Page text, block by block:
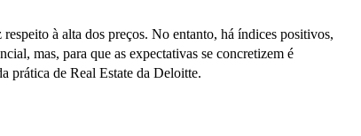
à alta dos preços. No entanto, há índices positivos,
mas, para que as expectativas se concretizem é
prática de Real Estate da Deloitte.